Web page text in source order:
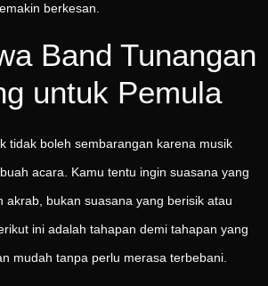
berkesan.
Band Tunangan
untuk Pemula
tidak boleh sembarangan karena musik
acara. Kamu tentu ingin suasana yang
akrab, bukan suasana yang berisik atau
ini adalah tahapan demi tahapan yang
mudah tanpa perlu merasa terbebani.